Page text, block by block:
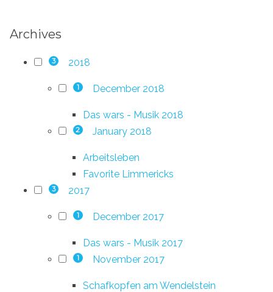
Archives
3 2018
1 December 2018
Das wars - Musik 2018
2 January 2018
Arbeitsleben
Favorite Limmericks
3 2017
1 December 2017
Das wars - Musik 2017
1 November 2017
Schafkopfen am Wendelstein